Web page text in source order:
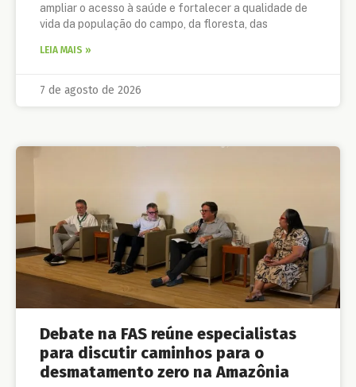
ampliar o acesso à saúde e fortalecer a qualidade de
vida da população do campo, da floresta, das
LEIA MAIS »
7 de agosto de 2026
Debate na FAS reúne especialistas
para discutir caminhos para o
desmatamento zero na Amazônia